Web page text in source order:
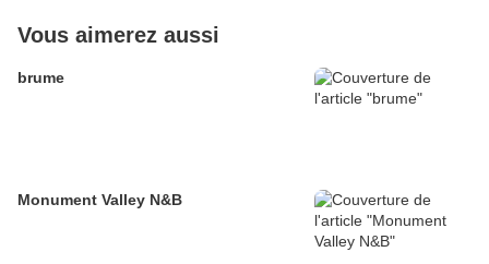
Vous aimerez aussi
brume
Monument Valley N&B